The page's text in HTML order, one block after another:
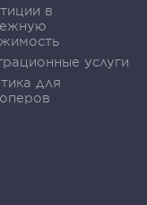
в
услуги
для